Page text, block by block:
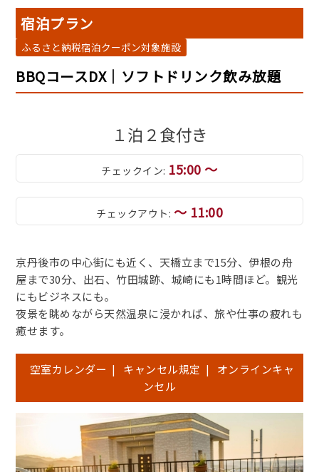
宿泊プラン
ふるさと納税宿泊クーポン対象施設
BBQコースDX｜ソフトドリンク飲み放題
１泊２食付き
チェックイン: 15:00 ～
チェックアウト: ～ 11:00
京丹後市の中心街にも近く、天橋立まで15分、伊根の舟
屋まで30分、出石、竹田城跡、城崎にも1時間ほど。観光
にもビジネスにも。
夜景を眺めながら天然温泉に浸かれば、旅や仕事の疲れも
癒せます。
空室カレンダー | キャンセル規定 |
オンラインキャ
ンセル